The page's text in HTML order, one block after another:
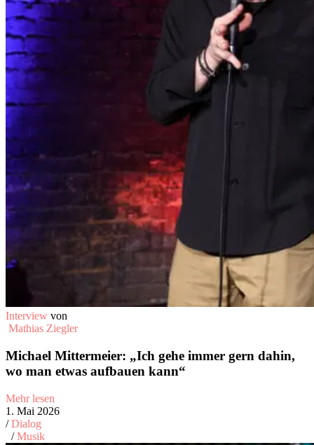
Interview von
Mathias Ziegler
Michael Mittermeier: „Ich gehe immer gern dahin,
wo man etwas aufbauen kann“
Mehr lesen
1. Mai 2026
/Dialog
/Musik